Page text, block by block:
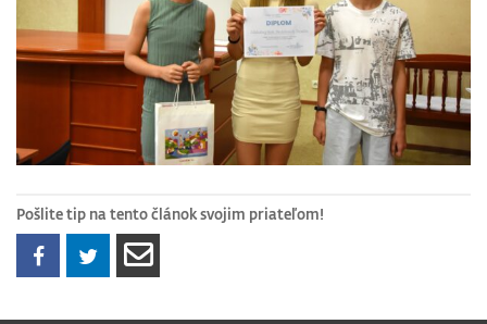
Pošlite tip na tento článok svojim priateľom!